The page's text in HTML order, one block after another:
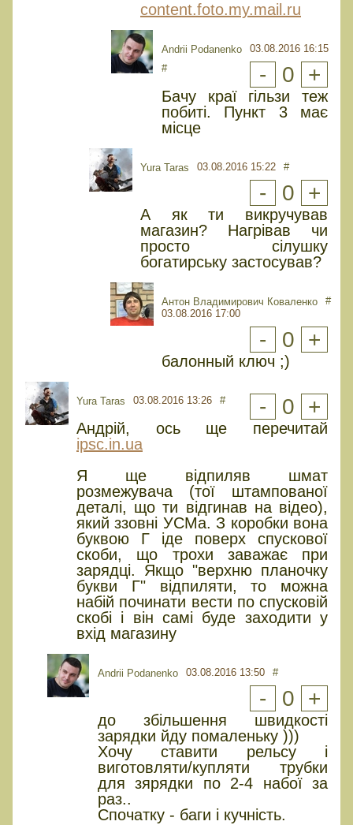
content.foto.my.mail.ru
Andrii Podanenko
03.08.2016 16:15
#
- 0 +
Бачу краї гільзи теж
побиті. Пункт 3 має
місце
Yura Taras 03.08.2016 15:22 #
- 0 +
А як ти викручував
магазин? Нагрівав чи
просто сілушку
богатирську застосував?
Антон Владимирович Коваленко
03.08.2016 17:00
#
- 0 +
балонный ключ ;)
Yura Taras 03.08.2016 13:26 # - 0 +
Андрій, ось ще перечитай
ipsc.in.ua
Я ще відпиляв шмат
розмежувача (тої штампованої
деталі, що ти відгинав на відео),
який ззовні УСМа. З коробки вона
буквою Г іде поверх спускової
скоби, що трохи заважає при
зарядці. Якщо "верхню планочку
букви Г" відпиляти, то можна
набій починати вести по спусковій
скобі і він самі буде заходити у
вхід магазину
Andrii Podanenko 03.08.2016 13:50 #
- 0 +
до збільшення швидкості
зарядки йду помаленьку )))
Хочу ставити рельсу і
виготовляти/купляти трубки
для зярядки по 2-4 набої за
раз..
Спочатку - баги і кучність.